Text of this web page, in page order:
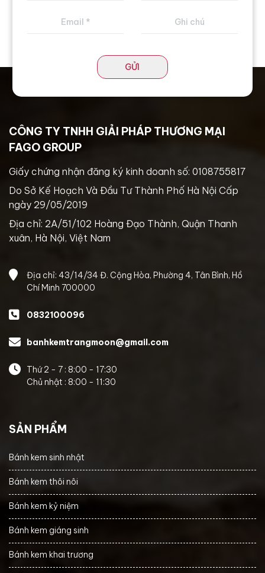
GỬI
CÔNG TY TNHH GIẢI PHÁP THƯƠNG MẠI
FAGO GROUP
Giấy chứng nhận đăng ký kinh doanh số: 0108755817
Do Sở Kế Hoạch Và Đầu Tư Thành Phố Hà Nội Cấp
ngày 29/05/2019
Địa chỉ: 2A/51/102 Hoàng Đạo Thành, Quận Thanh
xuân, Hà Nội, Việt Nam
Địa chỉ: 43/14/34 Đ. Cộng Hòa, Phường 4, Tân Bình, Hồ
Chí Minh 700000
0832100096
banhkemtrangmoon@gmail.com
Thứ 2 - 7 : 8:00 - 17:30
Chủ nhật : 8:00 - 11:30
SẢN PHẨM
Bánh kem sinh nhật
Bánh kem thôi nôi
Bánh kem kỷ niệm
Bánh kem giáng sinh
Bánh kem khai trương